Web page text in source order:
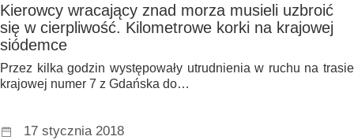
Kierowcy wracający znad morza musieli uzbroić
się w cierpliwość. Kilometrowe korki na krajowej
siódemce
Przez kilka godzin występowały utrudnienia w ruchu na trasie
krajowej numer 7 z Gdańska do…
17 stycznia 2018